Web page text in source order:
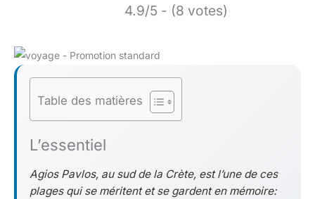
4.9/5 - (8 votes)
Table des matières
L’essentiel
Agios Pavlos, au sud de la Crète, est l’une de ces
plages qui se méritent et se gardent en mémoire: